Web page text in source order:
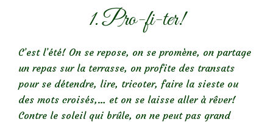
1. Pro-fi-ter!
C’est l’été! On se repose, on se promène, on partage
un repas sur la terrasse, on profite des transats
pour se détendre, lire, tricoter, faire la sieste ou
des mots croisés,… et on se laisse aller à rêver!
Contre le soleil qui brûle, on ne peut pas grand